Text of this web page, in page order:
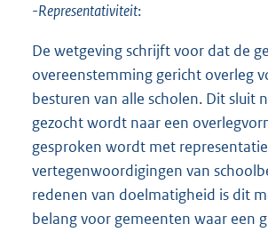
-Representativiteit:
De wetgeving schrijft voor dat de
overeenstemming gericht overleg
besturen van alle scholen. Dit sluit
gezocht wordt naar een
gesproken wordt met
vertegenwoordigingen van
redenen van doelmatigheid is dit
belang voor gemeenten waar een